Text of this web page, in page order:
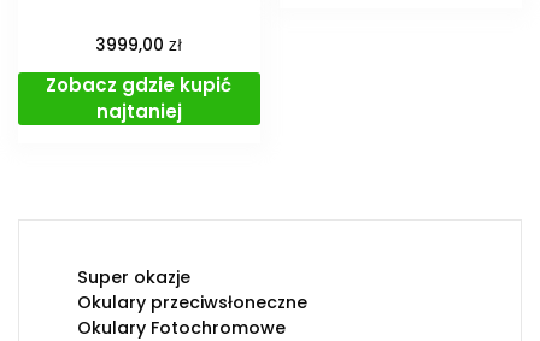
3999,00zł
Zobacz gdzie kupić
najtaniej
Super okazje
Okulary przeciwsłoneczne
Okulary Fotochromowe